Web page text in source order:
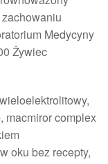
Medycyny
Żywiec
macmiror complex
oku bez recepty,